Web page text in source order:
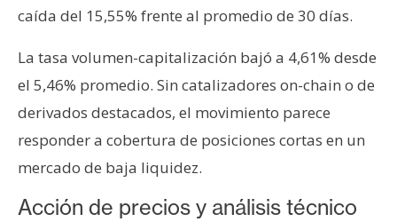
e
c
u
r
o
s
caída del 15,55% frente al promedio de 30 días.
La tasa volumen-capitalización bajó a 4,61% desde
el 5,46% promedio. Sin catalizadores on-chain o de
derivados destacados, el movimiento parece
responder a cobertura de posiciones cortas en un
mercado de baja liquidez.
Acción de precios y análisis técnico